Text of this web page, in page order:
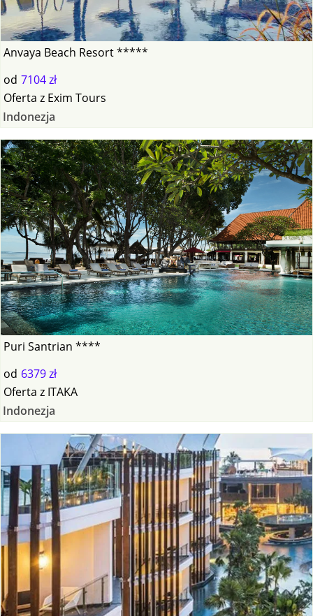
Anvaya Beach Resort *****
od 7104 zł
Oferta z Exim Tours
Indonezja
Puri Santrian ****
od 6379 zł
Oferta z ITAKA
Indonezja